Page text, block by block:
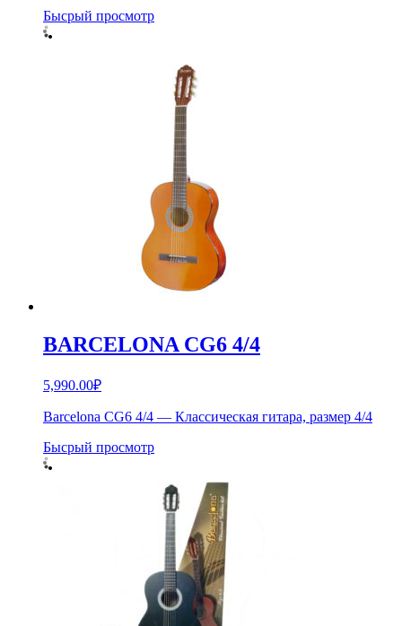
Бысрый просмотр
BARCELONA CG6 4/4
5,990.00₽
Barcelona CG6 4/4 — Классическая гитара, размер 4/4
Бысрый просмотр